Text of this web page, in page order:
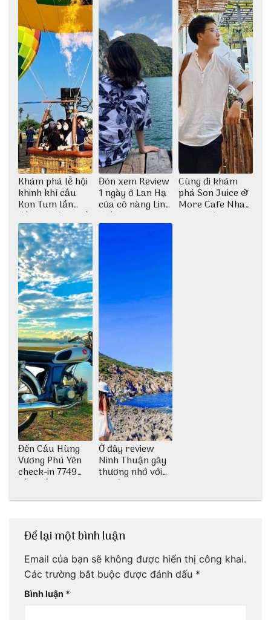
Khám phá lễ hội
khinh khí cầu
Kon Tum lần
đầu tiên được tổ
chức
Đón xem Review
1 ngày ở Lan Hạ
của cô nàng Linh
Trần
Cùng đi khám
phá Son Juice &
More Cafe Nha
Trang với anh
Đến Cầu Hùng
Vương Phú Yên
check-in 7749
tấm sống ảo
Ở đây review
Ninh Thuận gây
thương nhớ với
nét đẹp thiên
Để lại một bình luận
Email của bạn sẽ không được hiển thị công khai.
Các trường bắt buộc được đánh dấu *
Bình luận *